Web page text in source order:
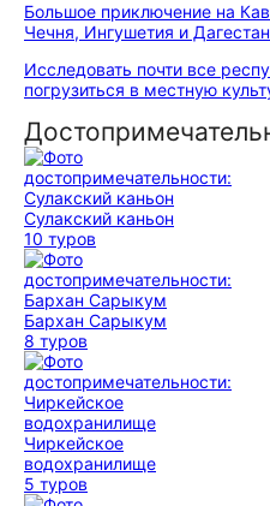
Большое приключение на
Чечня, Ингушетия и Дагестан
Исследовать почти все
погрузиться в местную
Сулакский каньон
10 туров
Бархан Сарыкум
8 туров
Чиркейское
водохранилище
5 туров